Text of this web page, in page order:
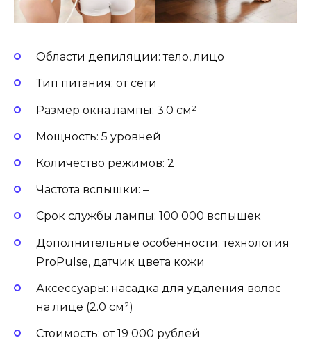
Области депиляции: тело, лицо
Тип питания: от сети
Размер окна лампы: 3.0 см²
Мощность: 5 уровней
Количество режимов: 2
Частота вспышки: –
Срок службы лампы: 100 000 вспышек
Дополнительные особенности: технология
ProPulse, датчик цвета кожи
Аксессуары: насадка для удаления волос
на лице (2.0 см²)
Стоимость: от 19 000 рублей